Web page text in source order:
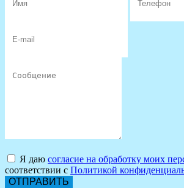
Я даю согласие на обработку моих
соответствии с Политикой
ОТПРАВИТЬ